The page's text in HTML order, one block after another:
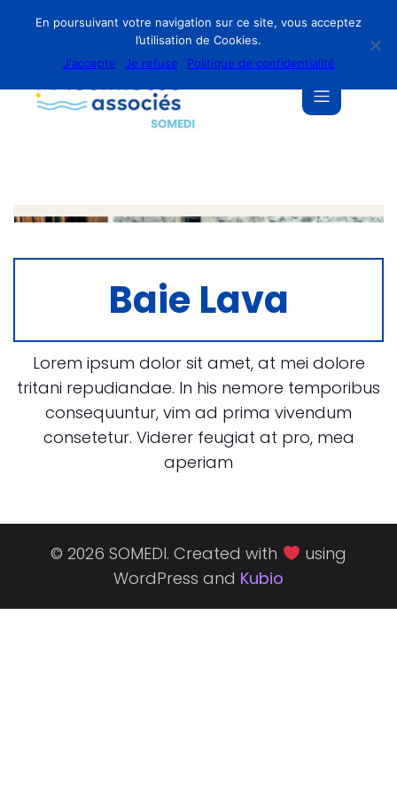
Baie Lava
Lorem ipsum dolor sit amet, at mei dolore
tritani repudiandae. In his nemore temporibus
consequuntur, vim ad prima vivendum
consetetur. Viderer feugiat at pro, mea
aperiam
© 2026 SOMEDI. Created with
using
WordPress and Kubio
En poursuivant votre navigation sur ce site, vous acceptez
l’utilisation de Cookies.
J'accepte
Je refuse Politique de confidentialité